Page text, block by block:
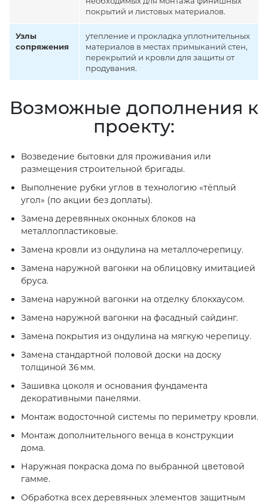
покрытий и листовых материалов.
Узлы
сопряжения
утепление и прокладка уплотнительных
материалов в местах примыканий стен,
перекрытий и кровли для защиты от
продувания.
Возможные дополнения к
проекту:
Возведение бытовки для проживания или
размещения строительной бригады.
Выполнение рубки углов в технологию «тёплый
угол» (по акции без доплаты).
Замена деревянных оконных блоков на
металлопластиковые.
Замена кровли из ондулина на металлочерепицу.
Замена наружной вагонки на облицовку имитацией
бруса.
Замена наружной вагонки на отделку блокхаусом.
Замена наружной вагонки на фасадный сайдинг.
Замена покрытия из ондулина на мягкую черепицу.
Замена стандартной половой доски на доску
толщиной 36 мм.
Зашивка цоколя и основания фундамента
декоративными панелями.
Монтаж водосточной системы по периметру кровли.
Монтаж дополнительного венца в конструкции
дома.
Наружная покраска дома по выбранной цветовой
гамме.
Обработка всех деревянных элементов защитным